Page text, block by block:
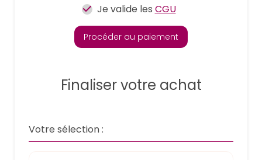
Je valide les CGU
Procéder au paiement
Finaliser votre achat
Votre sélection :